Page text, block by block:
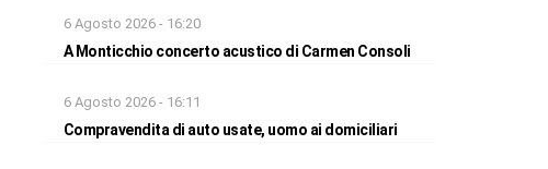
6 Agosto 2026 - 16:20
A Monticchio concerto acustico di Carmen Consoli
6 Agosto 2026 - 16:11
Compravendita di auto usate, uomo ai domiciliari